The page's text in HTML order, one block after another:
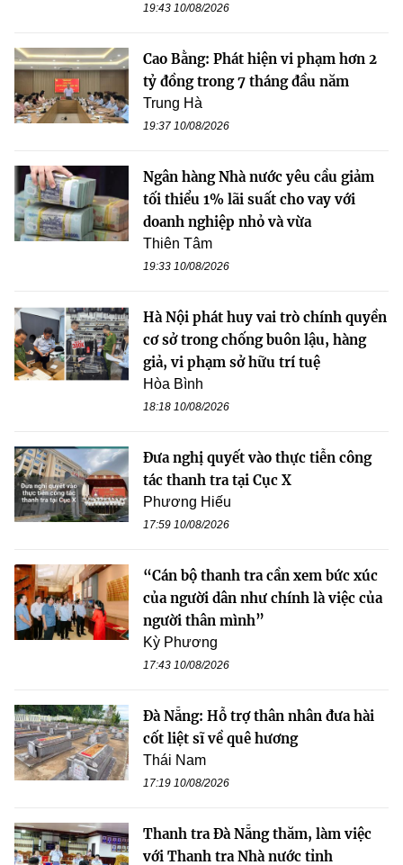
19:43 10/08/2026
Cao Bằng: Phát hiện vi phạm hơn 2
tỷ đồng trong 7 tháng đầu năm
Trung Hà
19:37 10/08/2026
Ngân hàng Nhà nước yêu cầu giảm
tối thiểu 1% lãi suất cho vay với
doanh nghiệp nhỏ và vừa
Thiên Tâm
19:33 10/08/2026
Hà Nội phát huy vai trò chính quyền
cơ sở trong chống buôn lậu, hàng
giả, vi phạm sở hữu trí tuệ
Hòa Bình
18:18 10/08/2026
Đưa nghị quyết vào thực tiễn công
tác thanh tra tại Cục X
Phương Hiếu
17:59 10/08/2026
“Cán bộ thanh tra cần xem bức xúc
của người dân như chính là việc của
người thân mình”
Kỳ Phương
17:43 10/08/2026
Đà Nẵng: Hỗ trợ thân nhân đưa hài
cốt liệt sĩ về quê hương
Thái Nam
17:19 10/08/2026
Thanh tra Đà Nẵng thăm, làm việc
với Thanh tra Nhà nước tỉnh